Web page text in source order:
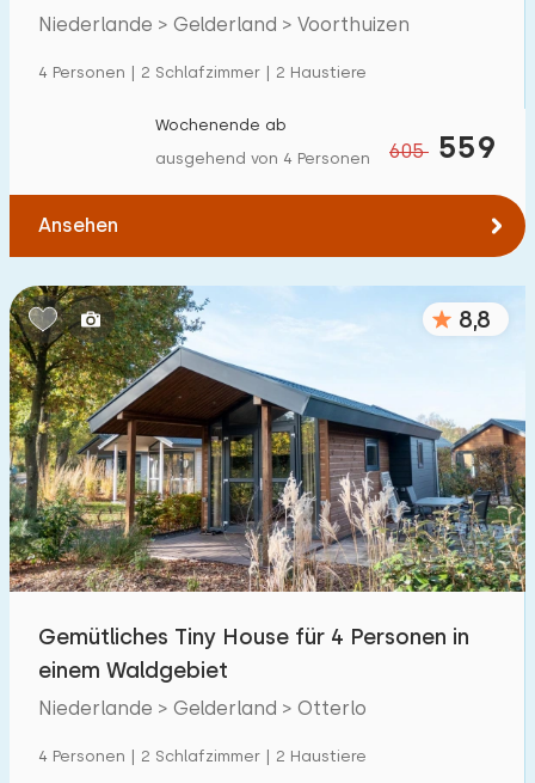
Niederlande > Gelderland > Voorthuizen
4 Personen | 2 Schlafzimmer | 2 Haustiere
605 559
Wochenende ab
ausgehend von 4 Personen
Ansehen
8,8
Gemütliches Tiny House für 4 Personen in
einem Waldgebiet
Niederlande > Gelderland > Otterlo
4 Personen | 2 Schlafzimmer | 2 Haustiere